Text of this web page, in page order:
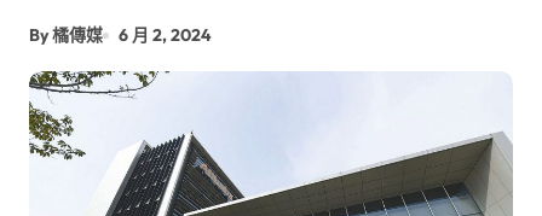
By 橘傳媒 6 月 2, 2024